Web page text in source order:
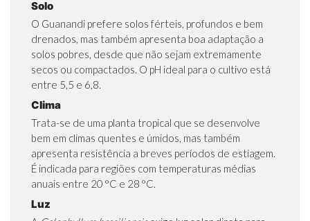
Solo
O Guanandi prefere solos férteis, profundos e bem
drenados, mas também apresenta boa adaptação a
solos pobres, desde que não sejam extremamente
secos ou compactados. O pH ideal para o cultivo está
entre 5,5 e 6,8.
Clima
Trata-se de uma planta tropical que se desenvolve
bem em climas quentes e úmidos, mas também
apresenta resistência a breves períodos de estiagem.
É indicada para regiões com temperaturas médias
anuais entre 20 °C e 28 °C.
Luz